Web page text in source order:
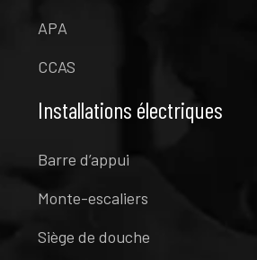
APA
CCAS
Installations électriques
Barre d’appui
Monte-escaliers
Siège de douche